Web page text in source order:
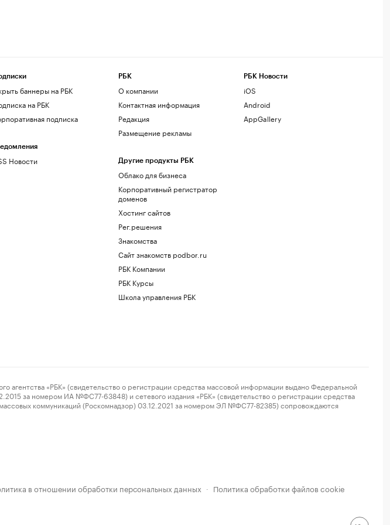
баннеры на РБК
на РБК
подписка
Новости
РБК
О компании
Контактная информация
Редакция
Размещение рекламы
Другие продукты РБК
Облако для бизнеса
Корпоративный регистратор
доменов
Хостинг сайтов
Рег.решения
Знакомства
Сайт знакомств podbor.ru
РБК Компании
РБК Курсы
Школа управления РБК
РБК Новости
iOS
Android
AppGallery
«РБК» (свидетельство о регистрации средства массовой информации выдано Федеральной
за номером ИА №ФС77-63848) и сетевого издания «РБК» (свидетельство о регистрации средства
коммуникаций (Роскомнадзор) 03.12.2021 за номером ЭЛ №ФС77-82385) сопровождаются
в отношении обработки персональных данных · Политика обработки файлов cookie